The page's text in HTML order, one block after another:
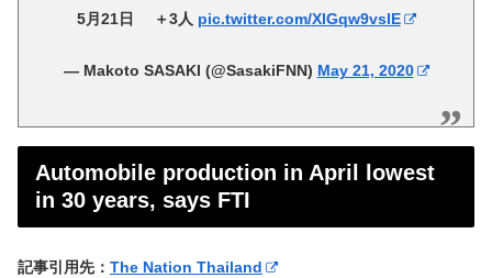
5月21日 ＋3人 pic.twitter.com/XlGqw9vslE
— Makoto SASAKI (@SasakiFNN) May 21, 2020
Automobile production in April lowest
in 30 years, says FTI
記事引用先： The Nation Thailand